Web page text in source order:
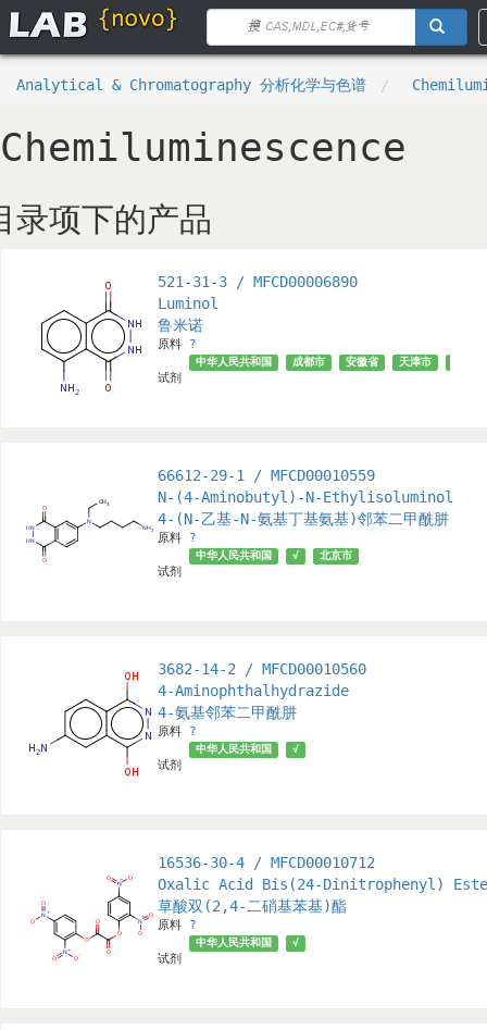
Analytical & Chromatography 分析化学与色谱
Chemiluminescence
录项下的产品
521-31-3 / MFCD00006890
Luminol
鲁米诺
原料 ?
试剂
中华人民共和国 成都市 安徽省 天津市
66612-29-1 / MFCD00010559
N-(4-Aminobutyl)-N-Ethylisoluminol
4-(N-乙基-N-氨基丁基氨基)邻苯二甲酰肼
原料 ?
试剂
中华人民共和国 √ 北京市
3682-14-2 / MFCD00010560
4-Aminophthalhydrazide
4-氨基邻苯二甲酰肼
原料 ?
试剂
中华人民共和国 √
16536-30-4 / MFCD00010712
Oxalic Acid Bis(24-Dinitrophenyl)
草酸双(2,4-二硝基苯基)酯
原料 ?
试剂
中华人民共和国 √